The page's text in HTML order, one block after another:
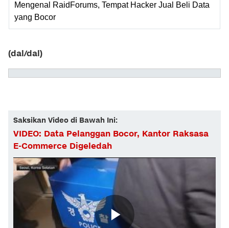
Mengenal RaidForums, Tempat Hacker Jual Beli Data
yang Bocor
(dal/dal)
Saksikan Video di Bawah Ini:
VIDEO: Data Pelanggan Bocor, Kantor Raksasa
E-Commerce Digeledah